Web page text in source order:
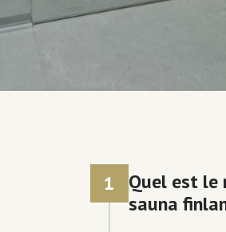
1
Quel est le
sauna